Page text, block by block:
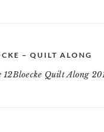
– QUILT ALONG